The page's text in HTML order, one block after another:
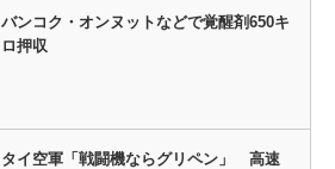
バンコク・オンヌットなどで覚醒剤650キ
ロ押収
タイ空軍「戦闘機ならグリペン」 高速